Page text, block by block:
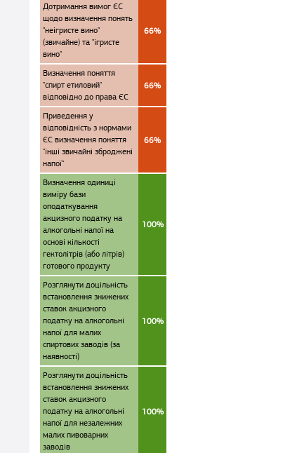
Дотримання вимог ЄС
щодо визначення понять
"неігристе вино"
(звичайне) та "ігристе
вино"
66%
Визначення поняття
"спирт етиловий"
відповідно до права ЄС
66%
Приведення у
відповідність з нормами
ЄС визначення поняття
"інші звичайні зброджені
напої"
66%
Визначення одиниці
виміру бази
оподаткування
акцизного податку на
алкогольні напої на
основі кількості
гектолітрів (або літрів)
готового продукту
100%
Розглянути доцільність
встановлення знижених
ставок акцизного
податку на алкогольні
напої для малих
спиртових заводів (за
наявності)
100%
Розглянути доцільність
встановлення знижених
ставок акцизного
податку на алкогольні
напої для незалежних
малих пивоварних
заводів
100%